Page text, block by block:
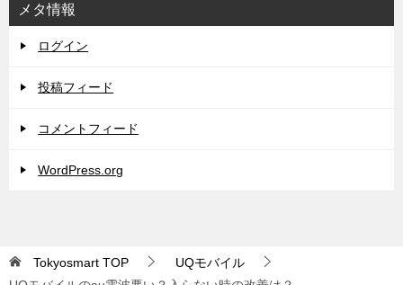
メタ情報
ログイン
投稿フィード
コメントフィード
WordPress.org
Tokyosmart TOP
UQモバイル